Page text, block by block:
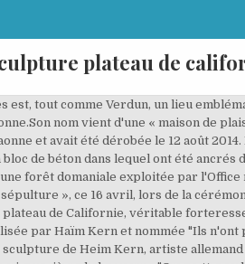
plateau de
est, tout comme Verdun, un lieu
nom vient d'une « maison de
et avait été dérobée le 12 août
de béton dans lequel ont été
forêt domaniale exploitée par
», ce 16 avril, lors de la
de Californie, véritable
par Haïm Kern et nommée "Ils
de Heim Kern, artiste